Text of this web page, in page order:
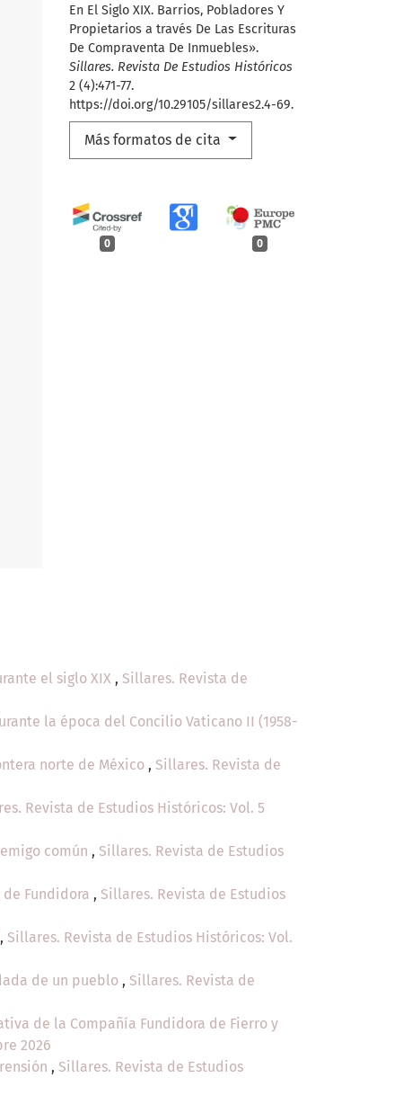
En El Siglo XIX. Barrios, Pobladores Y
Propietarios a través De Las Escrituras
De Compraventa De Inmuebles».
Sillares. Revista De Estudios Históricos
2 (4):471-77.
https://doi.org/10.29105/sillares2.4-69.
Más formatos de cita
0 0
el siglo XIX , Sillares. Revista de
la época del Concilio Vaticano II (1958-
norte de México , Sillares. Revista de
Revista de Estudios Históricos: Vol. 5
común , Sillares. Revista de Estudios
Fundidora , Sillares. Revista de Estudios
, Sillares. Revista de Estudios Históricos: Vol.
de un pueblo , Sillares. Revista de
de la Compañía Fundidora de Fierro y
2026
, Sillares. Revista de Estudios